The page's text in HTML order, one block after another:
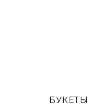
БУКЕТЫ